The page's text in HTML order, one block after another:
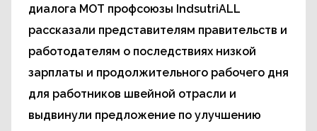
диалога МОТ профсоюзы IndsutriALL
рассказали представителям правительств и
работодателям о последствиях низкой
зарплаты и продолжительного рабочего дня
для работников швейной отрасли и
выдвинули предложение по улучшению